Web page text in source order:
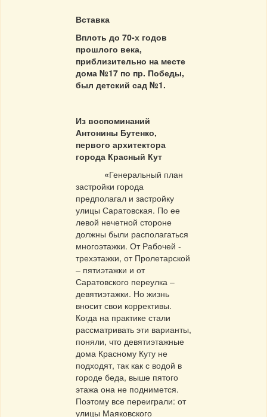
Вставка
Вплоть до 70-х годов
прошлого века,
приблизительно на месте
дома №17 по пр. Победы,
был детский сад №1.
Из воспоминаний
Антонины Бутенко,
первого архитектора
города Красный Кут
«Генеральный план
застройки города
предполагал и застройку
улицы Саратовская. По ее
левой нечетной стороне
должны были располагаться
многоэтажки. От Рабочей -
трехэтажки, от Пролетарской
– пятиэтажки и от
Саратовского переулка –
девятиэтажки. Но жизнь
вносит свои коррективы.
Когда на практике стали
рассматривать эти варианты,
поняли, что девятиэтажные
дома Красному Куту не
подходят, так как с водой в
городе беда, выше пятого
этажа она не поднимется.
Поэтому все переиграли: от
улицы Маяковского